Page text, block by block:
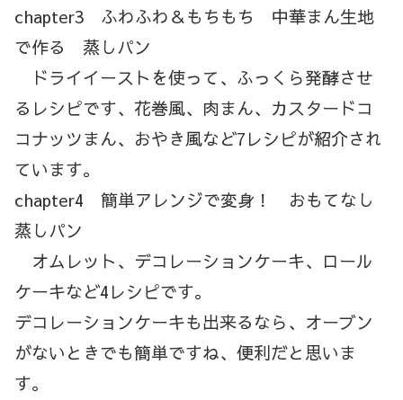
chapter3 ふわふわ＆もちもち 中華まん生地
で作る 蒸しパン
ドライイーストを使って、ふっくら発酵させ
るレシピです、花巻風、肉まん、カスタードコ
コナッツまん、おやき風など7レシピが紹介され
ています。
chapter4 簡単アレンジで変身！ おもてなし
蒸しパン
オムレット、デコレーションケーキ、ロール
ケーキなど4レシピです。
デコレーションケーキも出来るなら、オーブン
がないときでも簡単ですね、便利だと思いま
す。